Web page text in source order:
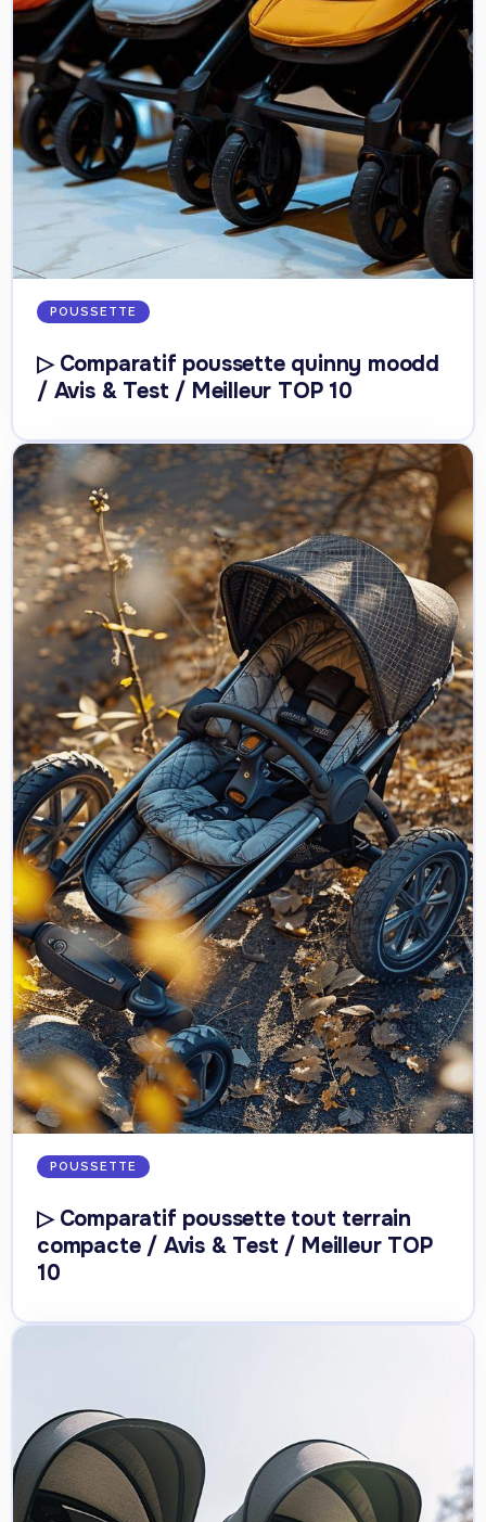
POUSSETTE
▷ Comparatif poussette quinny moodd
/ Avis & Test / Meilleur TOP 10
POUSSETTE
▷ Comparatif poussette tout terrain
compacte / Avis & Test / Meilleur TOP
10